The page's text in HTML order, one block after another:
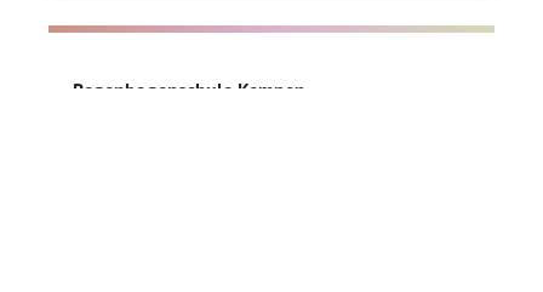
Regenbogenschule Kempen